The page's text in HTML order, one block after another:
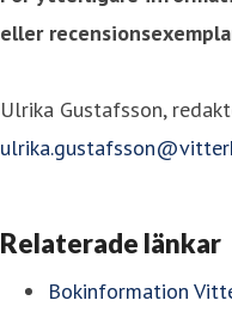
eller
Ulrika Gustafsson,
Relaterade länkar
Bokinformation